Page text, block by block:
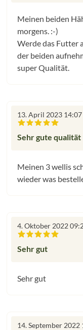
Meinen beiden
morgens. :-)
Werde das Futter
der beiden
super Qualität.
13. April 2023 14:07
Sehr gute qualität
Meinen 3 wellis
wieder was
4. Oktober 2022
Sehr gut
Sehr gut
14. September 2022